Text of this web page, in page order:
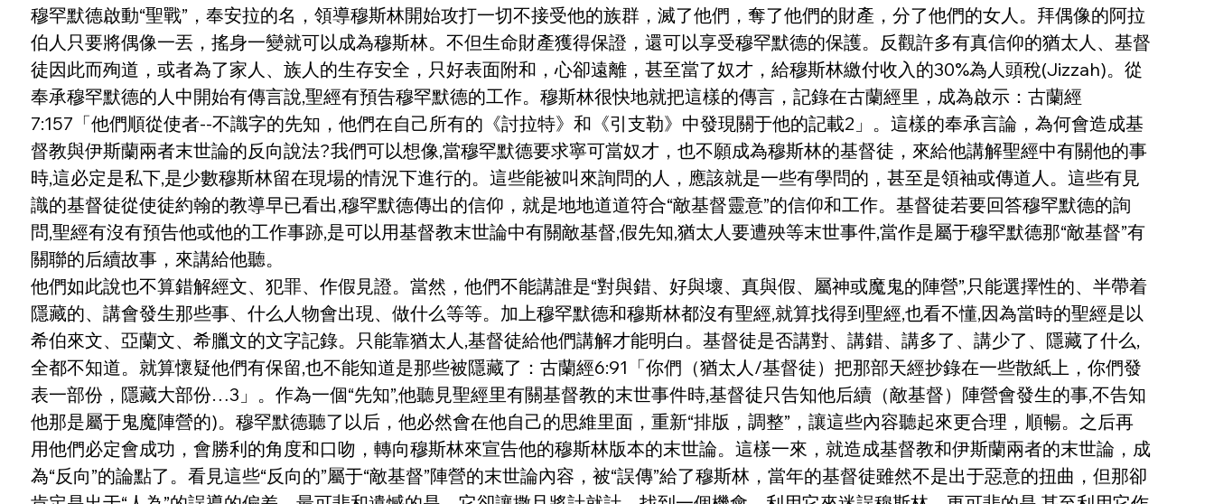
穆罕默德啟動“聖戰”，奉安拉的名，領導穆斯林開始攻打一切不接受他的族群，滅了他們，奪了他們的財產，分了他們的女人。拜偶像的阿拉
伯人只要將偶像一丟，搖身一變就可以成為穆斯林。不但生命財產獲得保證，還可以享受穆罕默德的保護。反觀許多有真信仰的猶太人、基督
徒因此而殉道，或者為了家人、族人的生存安全，只好表面附和，心卻遠離，甚至當了奴才，給穆斯林繳付收入的30%為人頭稅(Jizzah)。從
奉承穆罕默德的人中開始有傳言說,聖經有預告穆罕默德的工作。穆斯林很快地就把這樣的傳言，記錄在古蘭經里，成為啟示：古蘭經
7:157「他們順從使者--不識字的先知，他們在自己所有的《討拉特》和《引支勒》中發現關于他的記載2」。這樣的奉承言論，為何會造成基
督教與伊斯蘭兩者末世論的反向說法?我們可以想像,當穆罕默德要求寧可當奴才，也不願成為穆斯林的基督徒，來給他講解聖經中有關他的事
時,這必定是私下,是少數穆斯林留在現場的情況下進行的。這些能被叫來詢問的人，應該就是一些有學問的，甚至是領袖或傳道人。這些有見
識的基督徒從使徒約翰的教導早已看出,穆罕默德傳出的信仰，就是地地道道符合“敵基督靈意”的信仰和工作。基督徒若要回答穆罕默德的詢
問,聖經有沒有預告他或他的工作事跡,是可以用基督教末世論中有關敵基督,假先知,猶太人要遭殃等末世事件,當作是屬于穆罕默德那“敵基督”有
關聯的后續故事，來講給他聽。
他們如此說也不算錯解經文、犯罪、作假見證。當然，他們不能講誰是“對與錯、好與壞、真與假、屬神或魔鬼的陣營”,只能選擇性的、半帶着
隱藏的、講會發生那些事、什么人物會出現、做什么等等。加上穆罕默德和穆斯林都沒有聖經,就算找得到聖經,也看不懂,因為當時的聖經是以
希伯來文、亞蘭文、希臘文的文字記錄。只能靠猶太人,基督徒給他們講解才能明白。基督徒是否講對、講錯、講多了、講少了、隱藏了什么,
全都不知道。就算懷疑他們有保留,也不能知道是那些被隱藏了：古蘭經6:91「你們（猶太人/基督徒）把那部天經抄錄在一些散紙上，你們發
表一部份，隱藏大部份…3」。作為一個“先知”,他聽見聖經里有關基督教的末世事件時,基督徒只告知他后續（敵基督）陣營會發生的事,不告知
他那是屬于鬼魔陣營的)。穆罕默德聽了以后，他必然會在他自己的思維里面，重新“排版，調整”，讓這些內容聽起來更合理，順暢。之后再
用他們必定會成功，會勝利的角度和口吻，轉向穆斯林來宣告他的穆斯林版本的末世論。這樣一來，就造成基督教和伊斯蘭兩者的末世論，成
為“反向”的論點了。看見這些“反向的”屬于“敵基督”陣營的末世論內容，被“誤傳”給了穆斯林，當年的基督徒雖然不是出于惡意的扭曲，但那卻